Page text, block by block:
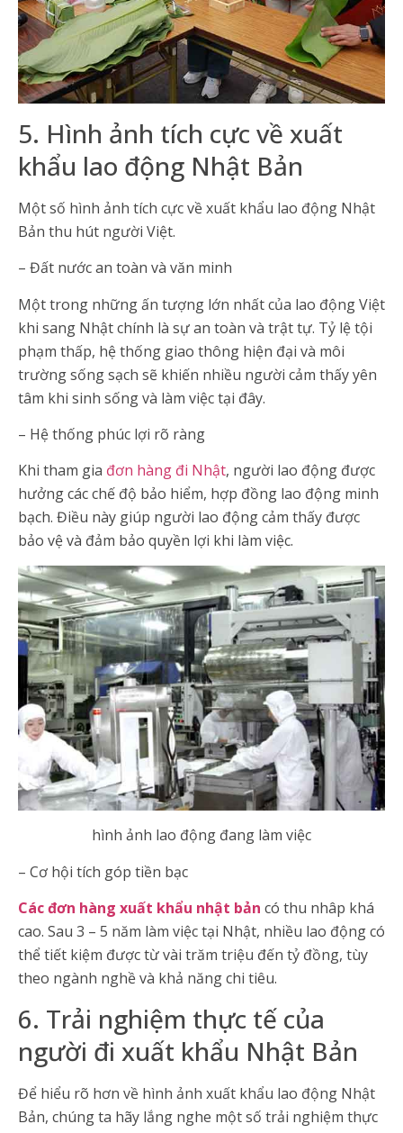
5. Hình ảnh tích cực về xuất
khẩu lao động Nhật Bản
Một số hình ảnh tích cực về xuất khẩu lao động Nhật
Bản thu hút người Việt.
– Đất nước an toàn và văn minh
Một trong những ấn tượng lớn nhất của lao động Việt
khi sang Nhật chính là sự an toàn và trật tự. Tỷ lệ tội
phạm thấp, hệ thống giao thông hiện đại và môi
trường sống sạch sẽ khiến nhiều người cảm thấy yên
tâm khi sinh sống và làm việc tại đây.
– Hệ thống phúc lợi rõ ràng
Khi tham gia đơn hàng đi Nhật, người lao động được
hưởng các chế độ bảo hiểm, hợp đồng lao động minh
bạch. Điều này giúp người lao động cảm thấy được
bảo vệ và đảm bảo quyền lợi khi làm việc.
hình ảnh lao động đang làm việc
– Cơ hội tích góp tiền bạc
Các đơn hàng xuất khẩu nhật bản có thu nhâp khá
cao. Sau 3 – 5 năm làm việc tại Nhật, nhiều lao động có
thể tiết kiệm được từ vài trăm triệu đến tỷ đồng, tùy
theo ngành nghề và khả năng chi tiêu.
6. Trải nghiệm thực tế của
người đi xuất khẩu Nhật Bản
Để hiểu rõ hơn về hình ảnh xuất khẩu lao động Nhật
Bản, chúng ta hãy lắng nghe một số trải nghiệm thực